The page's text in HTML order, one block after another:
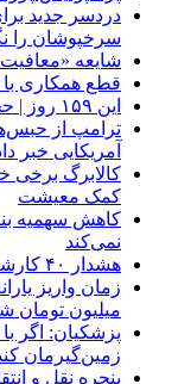
دردسر جدید
سرخپوشان را
شایعه
قطع همکاری
این ۱۵۹ روز | حجم تحقیر شدگی ترامپ قابل درک نیست
ترامپ از
آمریکایی خبر
کالابرگ برخی
کمک معیشت
کاهش سهمیه
نمی‌کند
هشدار ۴۰ کارشناس درباره باز شدن تنگه هرمز
میلیون تومان
پزشکیان: اگر
زمین‌گیرمان
پنجره‌ نقل و